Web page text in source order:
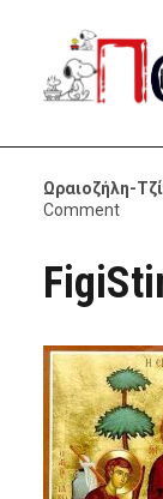
Ωραιοζήλη-
Comment